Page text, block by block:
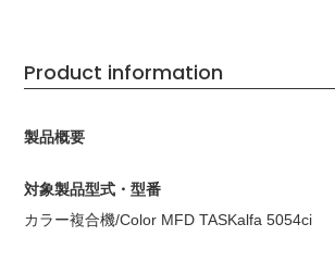
Product information
製品概要
対象製品型式・型番
カラー複合機/Color MFD TASKalfa 5054ci